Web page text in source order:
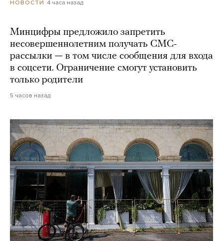
НОВОСТИ 4 часа назад
Минцифры предложило запретить
несовершеннолетним получать СМС-
рассылки — в том числе сообщения для входа
в соцсети. Ограничение смогут установить
только родители
5 часов назад